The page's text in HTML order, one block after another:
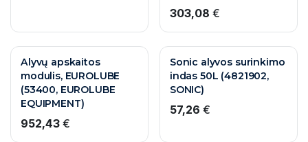
303,08 €
Alyvų apskaitos
modulis, EUROLUBE
(53400, EUROLUBE
EQUIPMENT)
952,43 €
Sonic alyvos surinkimo
indas 50L (4821902,
SONIC)
57,26 €